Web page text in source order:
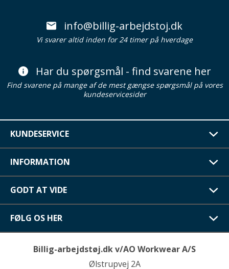
info@billig-arbejdstoj.dk
Vi svarer altid inden for 24 timer på hverdage
Har du spørgsmål - find svarene her
Find svarene på mange af de mest gængse spørgsmål på vores
kundeservicesider
KUNDESERVICE
INFORMATION
GODT AT VIDE
FØLG OS HER
Billig-arbejdstøj.dk v/AO Workwear A/S
Ølstrupvej 2A